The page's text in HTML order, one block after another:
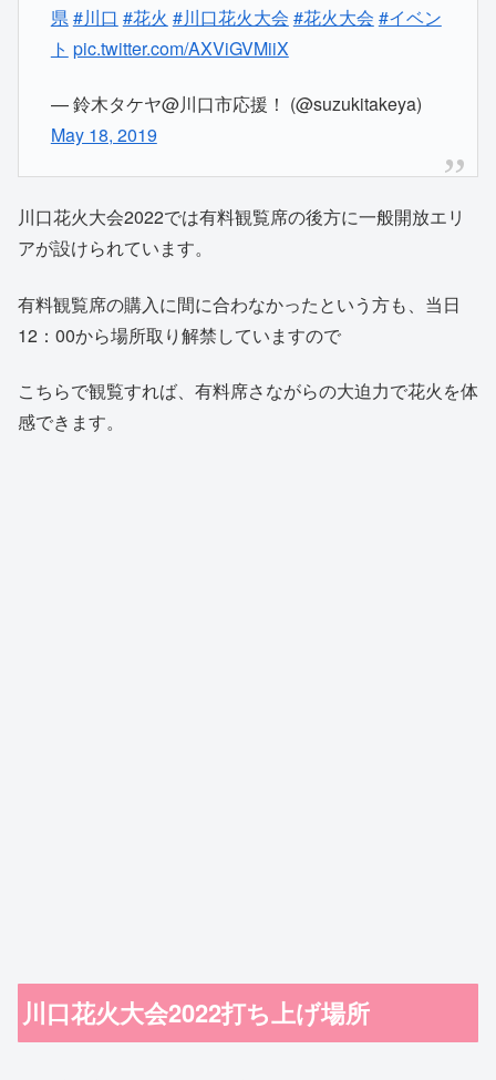
県#川口 #花火 #川口花火大会 #花火大会 #イベン
ト pic.twitter.com/AXViGVMiiX
— 鈴木タケヤ@川口市応援！ (@suzukitakeya)
May 18, 2019
川口花火大会2022では有料観覧席の後方に一般開放エリ
アが設けられています。
有料観覧席の購入に間に合わなかったという方も、当日
12：00から場所取り解禁していますので
こちらで観覧すれば、有料席さながらの大迫力で花火を体
感できます。
川口花火大会2022打ち上げ場所